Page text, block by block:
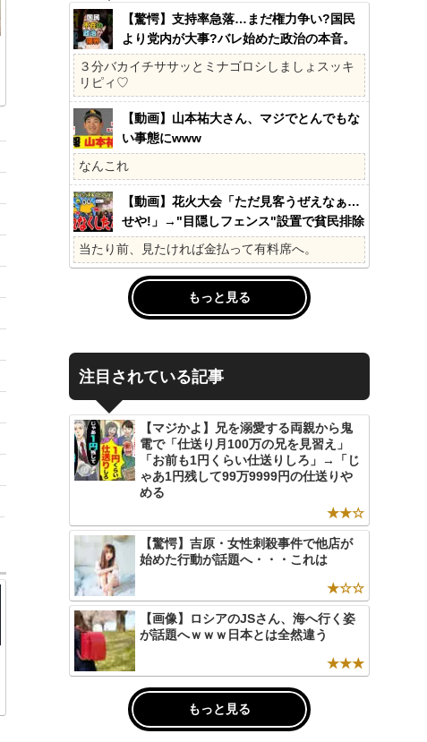
【驚愕】支持率急落…まだ権力争い?国民
より党内が大事?バレ始めた政治の本音。
41%の衝撃、その理由。選挙しか見てない
の?国民不在の政治が限界!
３分バカイチササッとミナゴロシしましょスッキ
リピィ♡
【動画】山本祐大さん、マジでとんでもな
い事態にwww
なんこれ
【動画】花火大会「ただ見客うぜえなぁ…
せや!」→"目隠しフェンス"設置で貧民排除
www
当たり前、見たければ金払って有料席へ。
もっと見る
注目されている記事
【マジかよ】兄を溺愛する両親から鬼
電で「仕送り月100万の兄を見習え」
「お前も1円くらい仕送りしろ」→「じ
ゃあ1円残して99万9999円の仕送りや
める
★★☆
【驚愕】吉原・女性刺殺事件で他店が
始めた行動が話題へ・・・これは
★☆☆
【画像】ロシアのJSさん、海へ行く姿
が話題へｗｗｗ日本とは全然違う
★★★
もっと見る